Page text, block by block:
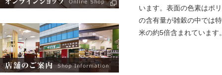
います。表面の色素はポ
の含有量が雑穀の中では
米の約5倍含まれています